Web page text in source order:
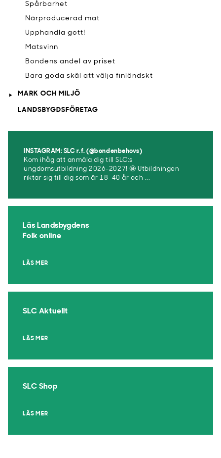
Spårbarhet
Närproducerad mat
Upphandla gott!
Matsvinn
Bondens andel av priset
Bara goda skäl att välja finländskt
MARK OCH MILJÖ
LANDSBYGDSFÖRETAG
INSTAGRAM: SLC r.f. (@bondenbehovs)
Kom ihåg att anmäla dig till SLC:s
ungdomsutbildning 2026-2027! 🤩 Utbildningen
riktar sig till dig som är 18–40 år och ...
Läs Landsbygdens
Folk online
LÄS MER
SLC Aktuellt
LÄS MER
SLC Shop
LÄS MER